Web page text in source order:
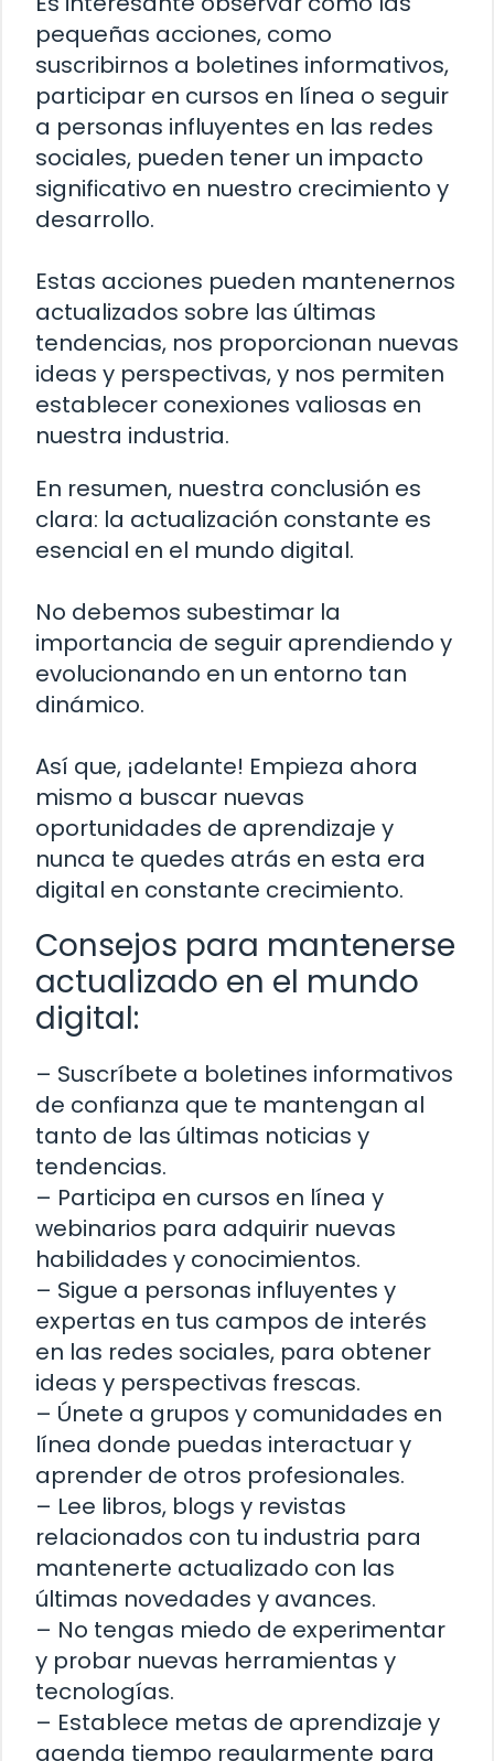
pequeñas acciones, como
suscribirnos a boletines informativos,
participar en cursos en línea o seguir
a personas influyentes en las redes
sociales, pueden tener un impacto
significativo en nuestro crecimiento y
desarrollo.
Estas acciones pueden mantenernos
actualizados sobre las últimas
tendencias, nos proporcionan nuevas
ideas y perspectivas, y nos permiten
establecer conexiones valiosas en
nuestra industria.
En resumen, nuestra conclusión es
clara: la actualización constante es
esencial en el mundo digital.
No debemos subestimar la
importancia de seguir aprendiendo y
evolucionando en un entorno tan
dinámico.
Así que, ¡adelante! Empieza ahora
mismo a buscar nuevas
oportunidades de aprendizaje y
nunca te quedes atrás en esta era
digital en constante crecimiento.
Consejos para mantenerse
actualizado en el mundo
digital:
– Suscríbete a boletines informativos
de confianza que te mantengan al
tanto de las últimas noticias y
tendencias.
– Participa en cursos en línea y
webinarios para adquirir nuevas
habilidades y conocimientos.
– Sigue a personas influyentes y
expertas en tus campos de interés
en las redes sociales, para obtener
ideas y perspectivas frescas.
– Únete a grupos y comunidades en
línea donde puedas interactuar y
aprender de otros profesionales.
– Lee libros, blogs y revistas
relacionados con tu industria para
mantenerte actualizado con las
últimas novedades y avances.
– No tengas miedo de experimentar
y probar nuevas herramientas y
tecnologías.
– Establece metas de aprendizaje y
agenda tiempo regularmente para